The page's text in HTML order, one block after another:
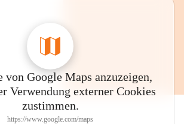
von Google Maps anzuzeigen,
Verwendung externer Cookies
zustimmen.
https://www.google.com/maps